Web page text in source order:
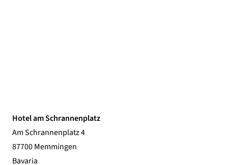
Hotel am Schrannenplatz
Am Schrannenplatz 4
87700 Memmingen
Bavaria